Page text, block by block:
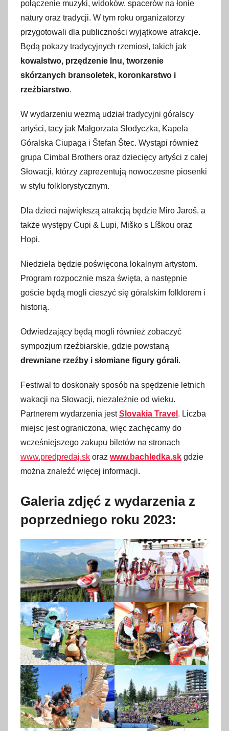
połączenie muzyki, widoków, spacerów na łonie
natury oraz tradycji. W tym roku organizatorzy
przygotowali dla publiczności wyjątkowe atrakcje.
Będą pokazy tradycyjnych rzemiosł, takich jak
kowalstwo, przędzenie lnu, tworzenie
skórzanych bransoletek, koronkarstwo i
rzeźbiarstwo.
W wydarzeniu wezmą udział tradycyjni góralscy
artyści, tacy jak Małgorzata Słodyczka, Kapela
Góralska Ciupaga i Štefan Štec. Wystąpi również
grupa Cimbal Brothers oraz dziecięcy artyści z całej
Słowacji, którzy zaprezentują nowoczesne piosenki
w stylu folklorystycznym.
Dla dzieci największą atrakcją będzie Miro Jaroš, a
także występy Cupi & Lupi, Miško s Líškou oraz
Hopi.
Niedziela będzie poświęcona lokalnym artystom.
Program rozpocznie msza święta, a następnie
goście będą mogli cieszyć się góralskim folklorem i
historią.
Odwiedzający będą mogli również zobaczyć
sympozjum rzeźbiarskie, gdzie powstaną
drewniane rzeźby i słomiane figury górali.
Festiwal to doskonały sposób na spędzenie letnich
wakacji na Słowacji, niezależnie od wieku.
Partnerem wydarzenia jestSlovakia Travel . Liczba
miejsc jest ograniczona, więc zachęcamy do
wcześniejszego zakupu biletów na stronach
www.predpredaj.sk oraz www.bachledka.sk gdzie
można znaleźć więcej informacji.
Galeria zdjęć z wydarzenia z
poprzedniego roku 2023: